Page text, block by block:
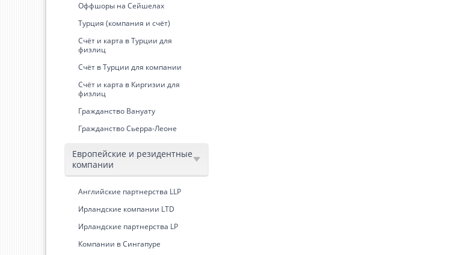
Оффшоры на Сейшелах
Турция (компания и счёт)
Счёт и карта в Турции для
физлиц
Cчёт в Турции для компании
Счёт и карта в Киргизии для
физлиц
Гражданство Вануату
Гражданство Сьерра-Леоне
Европейские и резидентные
компании
Английские партнерства LLP
Ирландские компании LTD
Ирландские партнерства LP
Компании в Сингапуре